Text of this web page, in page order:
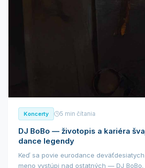
Koncerty 5 min čítania
DJ BoBo — životopis a kariéra
dance legendy
Keď sa povie eurodance
meno vystúpi nad ostatných — DJ BoBo.